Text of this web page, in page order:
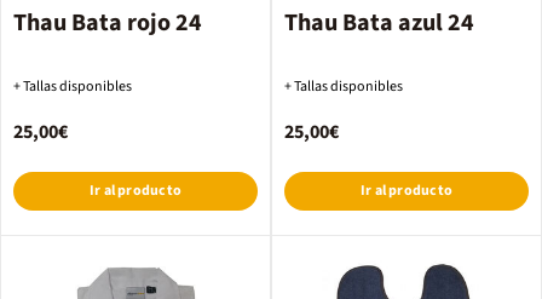
Thau Bata rojo 24
+ Tallas disponibles
25,00€
Ir al producto
Thau Bata azul 24
+ Tallas disponibles
25,00€
Ir al producto